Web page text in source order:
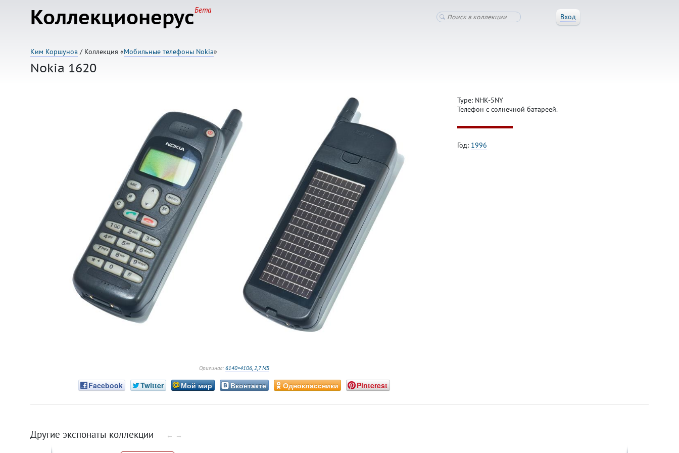
КоллекционерусБета
Вход
Ким Коршунов / Коллекция «Мобильные телефоны Nokia»
Nokia 1620
Оригинал:6140×4106, 2,7 МБ
Facebook Twitter Мой мир Вконтакте Одноклассники Pinterest
Type: NHK-5NY
Телефон с солнечной батареей.
Год: 1996
Другие экспонаты коллекции ← →